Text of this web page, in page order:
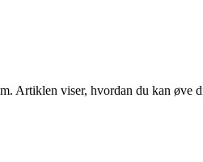
Artiklen viser, hvordan du kan øve